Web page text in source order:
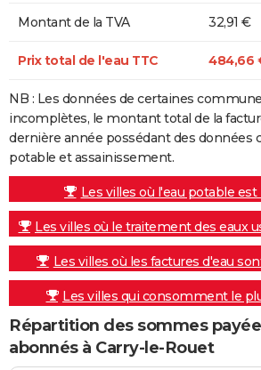
Montant de la TVA 32,91 €
Prix total de l'eau TTC 484,66
NB : Les données de certaines
incomplètes, le montant total de la
dernière année possédant des données
potable et assainissement.
Les villes où l'eau potable
Les villes où le traitement des eaux
Les villes où les factures d'eau
Les villes qui consomment le
Répartition des sommes
abonnés à Carry-le-Rouet